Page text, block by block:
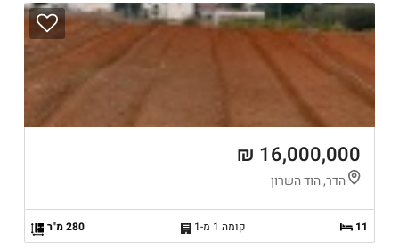
16,000,000 ₪
הדר, הוד השרון
11 קומה 1 מ-1 280 מ"ר